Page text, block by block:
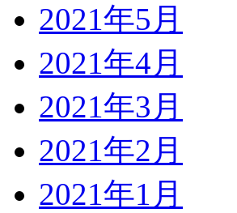
2021年5月
2021年4月
2021年3月
2021年2月
2021年1月